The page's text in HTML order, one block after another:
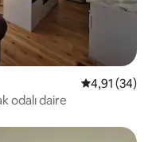
5 üzerinden
4,91 (34)
odalı daire